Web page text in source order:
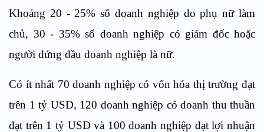
Khoảng 20 - 25% số doanh nghiệp do phụ nữ làm
chủ, 30 - 35% số doanh nghiệp có giám đốc hoặc
người đứng đầu doanh nghiệp là nữ.
Có ít nhất 70 doanh nghiệp có vốn hóa thị trường đạt
trên 1 tỷ USD, 120 doanh nghiệp có doanh thu thuần
đạt trên 1 tỷ USD và 100 doanh nghiệp đạt lợi nhuận